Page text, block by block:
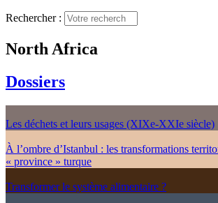
Rechercher :
North Africa
Dossiers
Les déchets et leurs usages (XIXe-XXIe siècle)
À l’ombre d’Istanbul : les transformations
« province » turque
Transformer le système alimentaire ?